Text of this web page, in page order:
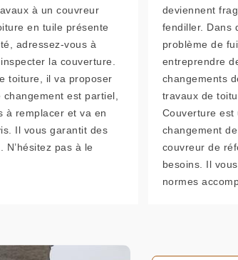
à un couvreur
en tuile présente
adressez-vous à
la couverture.
toiture, il va proposer
est partiel,
à remplacer et va en
Il vous garantit des
pas à le
deviennent
fendiller. Dans
problème de
entreprendre
changements
travaux de
Couverture est
changement
couvreur de
besoins. Il
normes